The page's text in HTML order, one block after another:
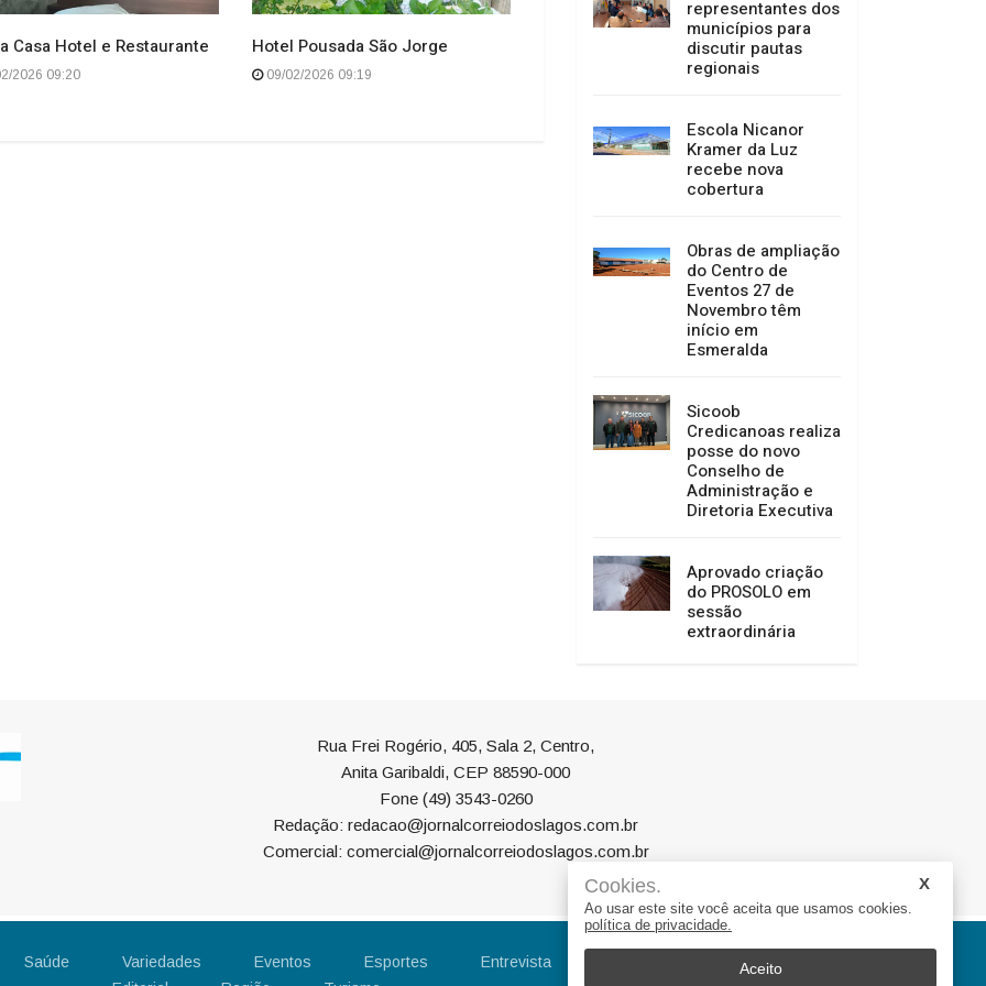
Casa Hotel e Restaurante
2026 09:20
Hotel Pousada São Jorge
09/02/2026 09:19
Memorial José Mendes
representantes dos
municípios para
discutir pautas
regionais
Escola Nicanor
Kramer da Luz
recebe nova
cobertura
Obras de ampliação
do Centro de
Eventos 27 de
Novembro têm
início em
Esmeralda
Sicoob
Credicanoas realiza
posse do novo
Conselho de
Administração e
Diretoria Executiva
Aprovado criação
do PROSOLO em
sessão
extraordinária
Rua Frei Rogério, 405, Sala 2, Centro,
Anita Garibaldi, CEP 88590-000
Fone (49) 3543-0260
Redação: redacao@jornalcorreiodoslagos.com.br
Comercial: comercial@jornalcorreiodoslagos.com.br
Saúde Variedades Eventos Esportes Entrevista
Educação
Cookies.
Ao usar este site você aceita que usamos cookies.
política de privacidade.
Aceito